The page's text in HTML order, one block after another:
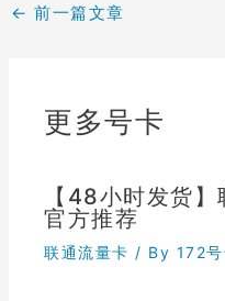
← 前一篇文章
更多号卡
【48小时发货
官方推荐
联通流量卡 / By 172